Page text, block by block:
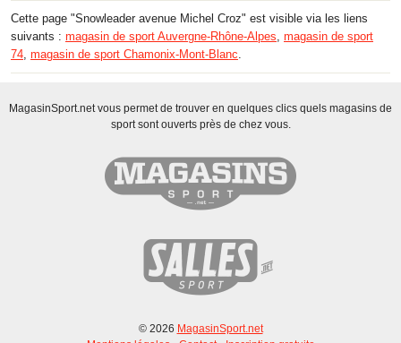
Cette page "Snowleader avenue Michel Croz" est visible via les liens
suivants : magasin de sport Auvergne-Rhône-Alpes, magasin de sport
74, magasin de sport Chamonix-Mont-Blanc.
MagasinSport.net vous permet de trouver en quelques clics quels magasins de
sport sont ouverts près de chez vous.
© 2026 MagasinSport.net